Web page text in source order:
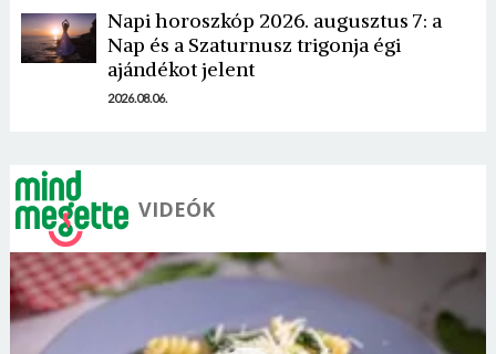
Napi horoszkóp 2026. augusztus 7: a
Nap és a Szaturnusz trigonja égi
ajándékot jelent
2026.08.06.
VIDEÓK